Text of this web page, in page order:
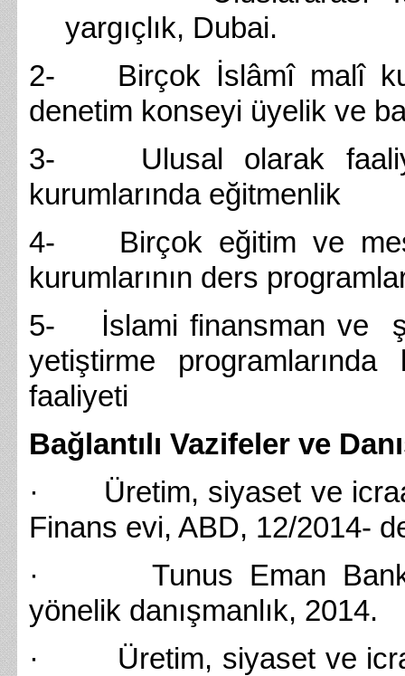
yargıçlık, Dubai.
2- Birçok İslâmî malî
denetim konseyi üyelik ve
3- Ulusal olarak
kurumlarında eğitmenlik
4- Birçok eğitim ve
kurumlarının ders
5- İslami finansman ve
yetiştirme
faaliyeti
Bağlantılı Vazifeler ve
· Üretim, siyaset ve icraat
Finans evi, ABD, 12/2014-
· Tunus Eman
yönelik danışmanlık, 2014.
· Üretim, siyaset ve